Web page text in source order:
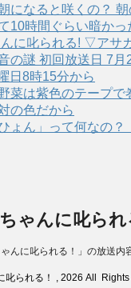
になると咲くの？
10時間ぐらい暗かっ
に叱られる! ▽アサ
の謎 初回放送日 7月
日8時15分から
菜は紫色のテープで
の色だから
ょん」って何なの
ゃんに叱られ
んに叱られる！」の放送内
叱られる！ , 2026 All